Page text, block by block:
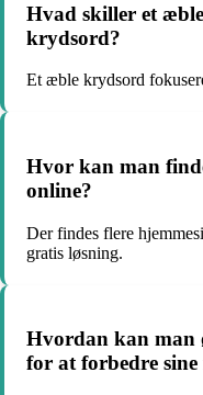
Hvad skiller et
krydsord?
Et æble krydsord
Hvor kan man
online?
Der findes flere
gratis løsning.
Hvordan kan man
for at forbedre